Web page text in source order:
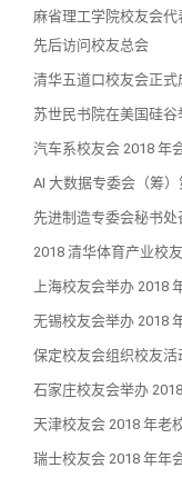
麻省理工学院校友会
先后访问校友总会
清华五道口校友会正式
苏世民书院在美国硅
汽车系校友会 2018 年
AI 大数据专委会（筹
先进制造专委会秘书
2018 清华体育产业校
上海校友会举办 2018
无锡校友会举办 2018
保定校友会组织校友活
石家庄校友会举办
天津校友会 2018 年老
瑞士校友会 2018 年年